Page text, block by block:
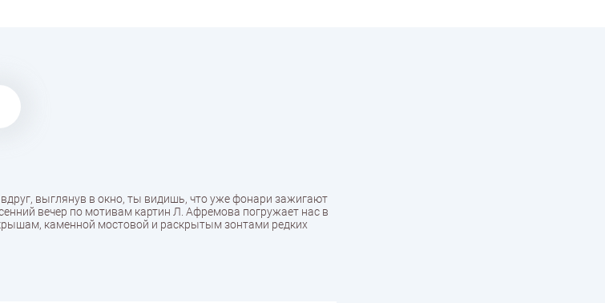
вдруг, выглянув в окно, ты видишь, что уже фонари зажигают
вечер по мотивам картин Л. Афремова погружает нас в
каменной мостовой и раскрытым зонтами редких